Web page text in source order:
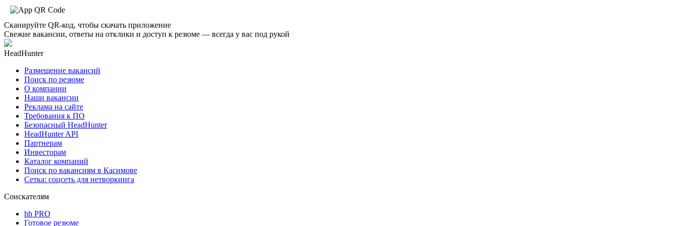
Сканируйте QR-код, чтобы скачать приложение
Свежие вакансии, ответы на отклики и доступ к резюме — всегда у вас под рукой
HeadHunter
Размещение вакансий
Поиск по резюме
О компании
Наши вакансии
Реклама на сайте
Требования к ПО
Безопасный HeadHunter
HeadHunter API
Партнерам
Инвесторам
Каталог компаний
Поиск по вакансиям в Касимове
Сетка: соцсеть для нетворкинга
Соискателям
hh PRO
Готовое резюме